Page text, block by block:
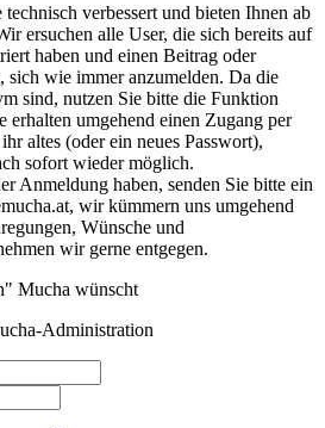
verbessert und bieten Ihnen ab
ersuchen alle User, die sich bereits auf
haben und einen Beitrag oder
sich wie immer anzumelden. Da die
sind, nutzen Sie bitte die Funktion
erhalten umgehend einen Zugang per
altes (oder ein neues Passwort),
sofort wieder möglich.
Anmeldung haben, senden Sie bitte ein
wir kümmern uns umgehend
Wünsche und
wir gerne entgegen.
Mucha wünscht
Administration